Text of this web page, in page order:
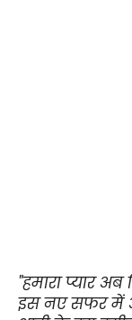
"हमारा प्यार
इस नए सफर में